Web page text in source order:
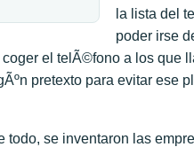
la lista del
poder irse
el telÃ©fono a los que
pretexto para evitar ese
todo, se inventaron las